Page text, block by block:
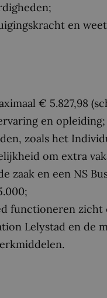
en
€ 5.827,98
en opleiding;
zoals het
om extra
zaak en een NS
functioneren zicht
Lelystad en de